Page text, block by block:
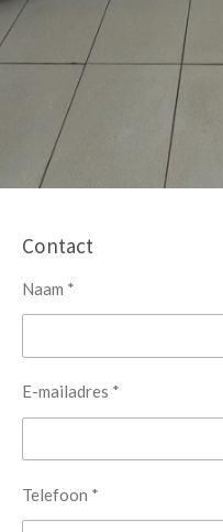
Contact
Naam *
E-mailadres *
Telefoon *